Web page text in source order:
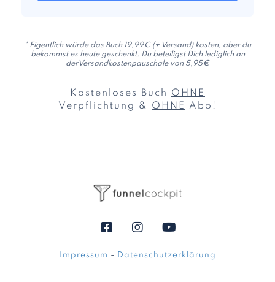
* Eigentlich würde das Buch 19,99€ (+ Versand) kosten, aber du
bekommst es heute geschenkt. Du beteiligst Dich lediglich an
derVersandkostenpauschale von 5,95€
Kostenloses Buch OHNE
Verpflichtung & OHNE Abo!
Impressum - Datenschutzerklärung